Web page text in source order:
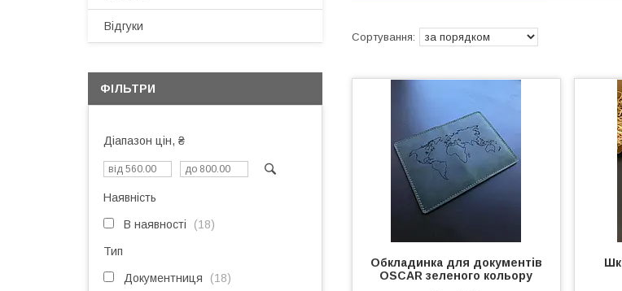
Обкладинка для документів
OSCAR зеленого кольору
Відгуки
ФІЛЬТРИ
Діапазон цін, ₴
Наявність
В наявності 18
Тип
Документниця 18